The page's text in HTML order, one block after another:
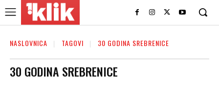
NASLOVNICA TAGOVI 30 GODINA SREBRENICE
30 GODINA SREBRENICE